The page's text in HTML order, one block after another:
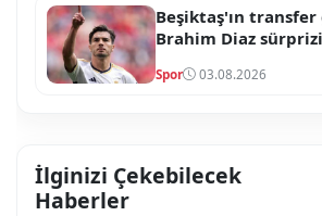
Beşiktaş'ın
Brahim Diaz
başladı
Spor 03.08.2026
İlginizi Çekebilecek
Haberler